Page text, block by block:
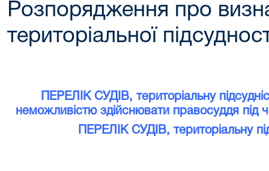
Розпорядження про
територіальної
ПЕРЕЛІК СУДІВ, територіальну
неможливістю здійснювати правосуддя під
ПЕРЕЛІК СУДІВ, територіальну